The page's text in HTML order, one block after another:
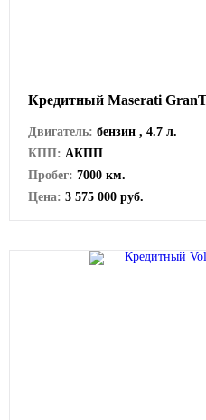
Кредитный Maserati
Двигатель: бензин , 4.7 л.
КПП: АКПП
Пробег: 7000 км.
Цена: 3 575 000 руб.